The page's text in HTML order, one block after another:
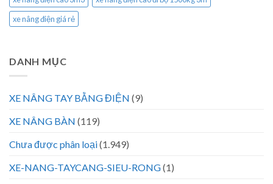
xe nâng điện giá rẻ
DANH MỤC
XE NÂNG TAY BẰNG ĐIỆN (9)
XE NÂNG BÀN (119)
Chưa được phân loại(1.949)
XE-NANG-TAYCANG-SIEU-RONG(1)